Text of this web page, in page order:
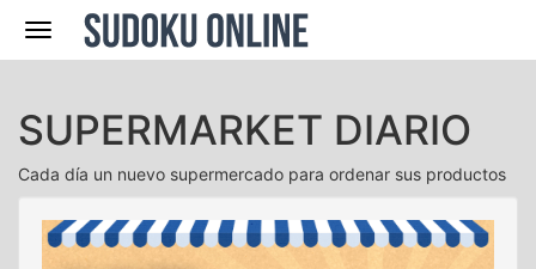
Navegación
SUPERMARKET DIARIO
Cada día un nuevo supermercado para ordenar sus productos